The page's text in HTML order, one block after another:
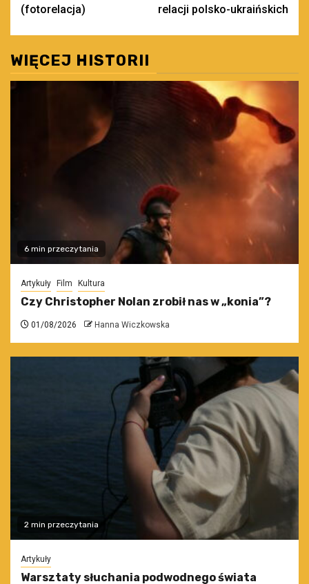
(fotorelacja)
relacji polsko-ukraińskich
WIĘCEJ HISTORII
6 min przeczytania
Artykuły Film Kultura
Czy Christopher Nolan zrobił nas w „konia”?
01/08/2026 Hanna Wiczkowska
2 min przeczytania
Artykuły
Warsztaty słuchania podwodnego świata